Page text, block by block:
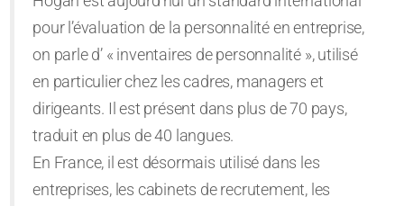
pour l’évaluation de la personnalité en entreprise,
on parle d’ « inventaires de personnalité », utilisé
en particulier chez les cadres, managers et
dirigeants. Il est présent dans plus de 70 pays,
traduit en plus de 40 langues.
En France, il est désormais utilisé dans les
entreprises, les cabinets de recrutement, les